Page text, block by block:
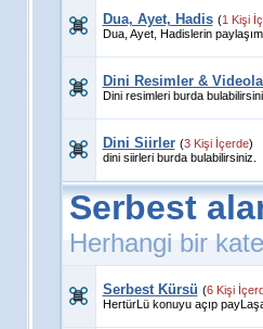
Dua, Ayet, Hadis (1 Kişi
Dua, Ayet, Hadislerin paylaşım
Dini Resimler &
Dini resimleri burda
Dini Siirler (3 Kişi İçerde)
dini siirleri burda bulabilirsiniz.
Serbest
Herhangi bir
Serbest Kürsü (6 Kişi
HertürLü konuyu açıp